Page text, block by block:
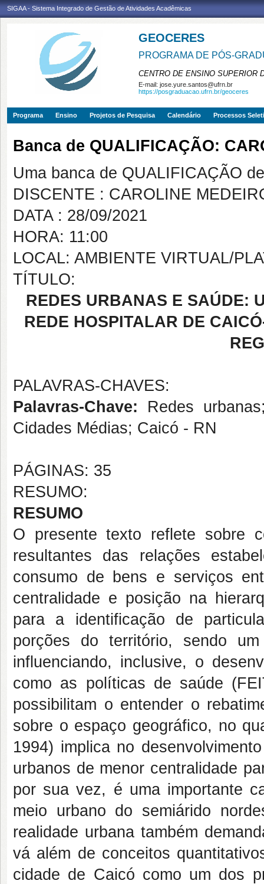
SIGAA - Sistema Integrado de Gestão de Atividades Acadêmicas
GEOCERES
PROGRAMA DE PÓS-
CENTRO DE ENSINO SUPERIOR
E-mail: jose.yure.santos@ufrn.br
https://posgraduacao.ufrn.br/geoceres
Programa Ensino Projetos de Pesquisa Calendário Processos
Banca de QUALIFICAÇÃO:
Uma banca de QUALIFICAÇÃO
DISCENTE : CAROLINE
DATA : 28/09/2021
HORA: 11:00
LOCAL: AMBIENTE VIRTUAL/
TÍTULO:
REDES URBANAS E SAÚDE:
REDE HOSPITALAR DE
PALAVRAS-CHAVES:
Palavras-Chave: Redes
Cidades Médias; Caicó - RN
PÁGINAS: 35
RESUMO:
RESUMO
O presente texto reflete sobre
resultantes das relações
consumo de bens e serviços
centralidade e posição na
para a identificação de
porções do território, sendo
influenciando, inclusive, o
como as políticas de saúde
possibilitam o entender o
sobre o espaço geográfico, no
1994) implica no
urbanos de menor centralidade
por sua vez, é uma importante
meio urbano do semiárido
realidade urbana também
vá além de conceitos
cidade de Caicó como um dos